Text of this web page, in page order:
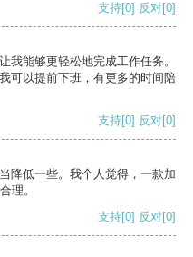
支持[0] 反对[0]
我能够更轻松地完成工作任务。
可以提前下班，有更多的时间陪
支持[0] 反对[0]
降低一些。我个人觉得，一款加
理。
支持[0] 反对[0]